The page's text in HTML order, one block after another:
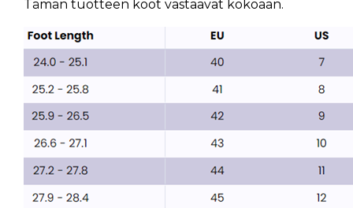
Tämän tuotteen koot vastaavat kokoaan.